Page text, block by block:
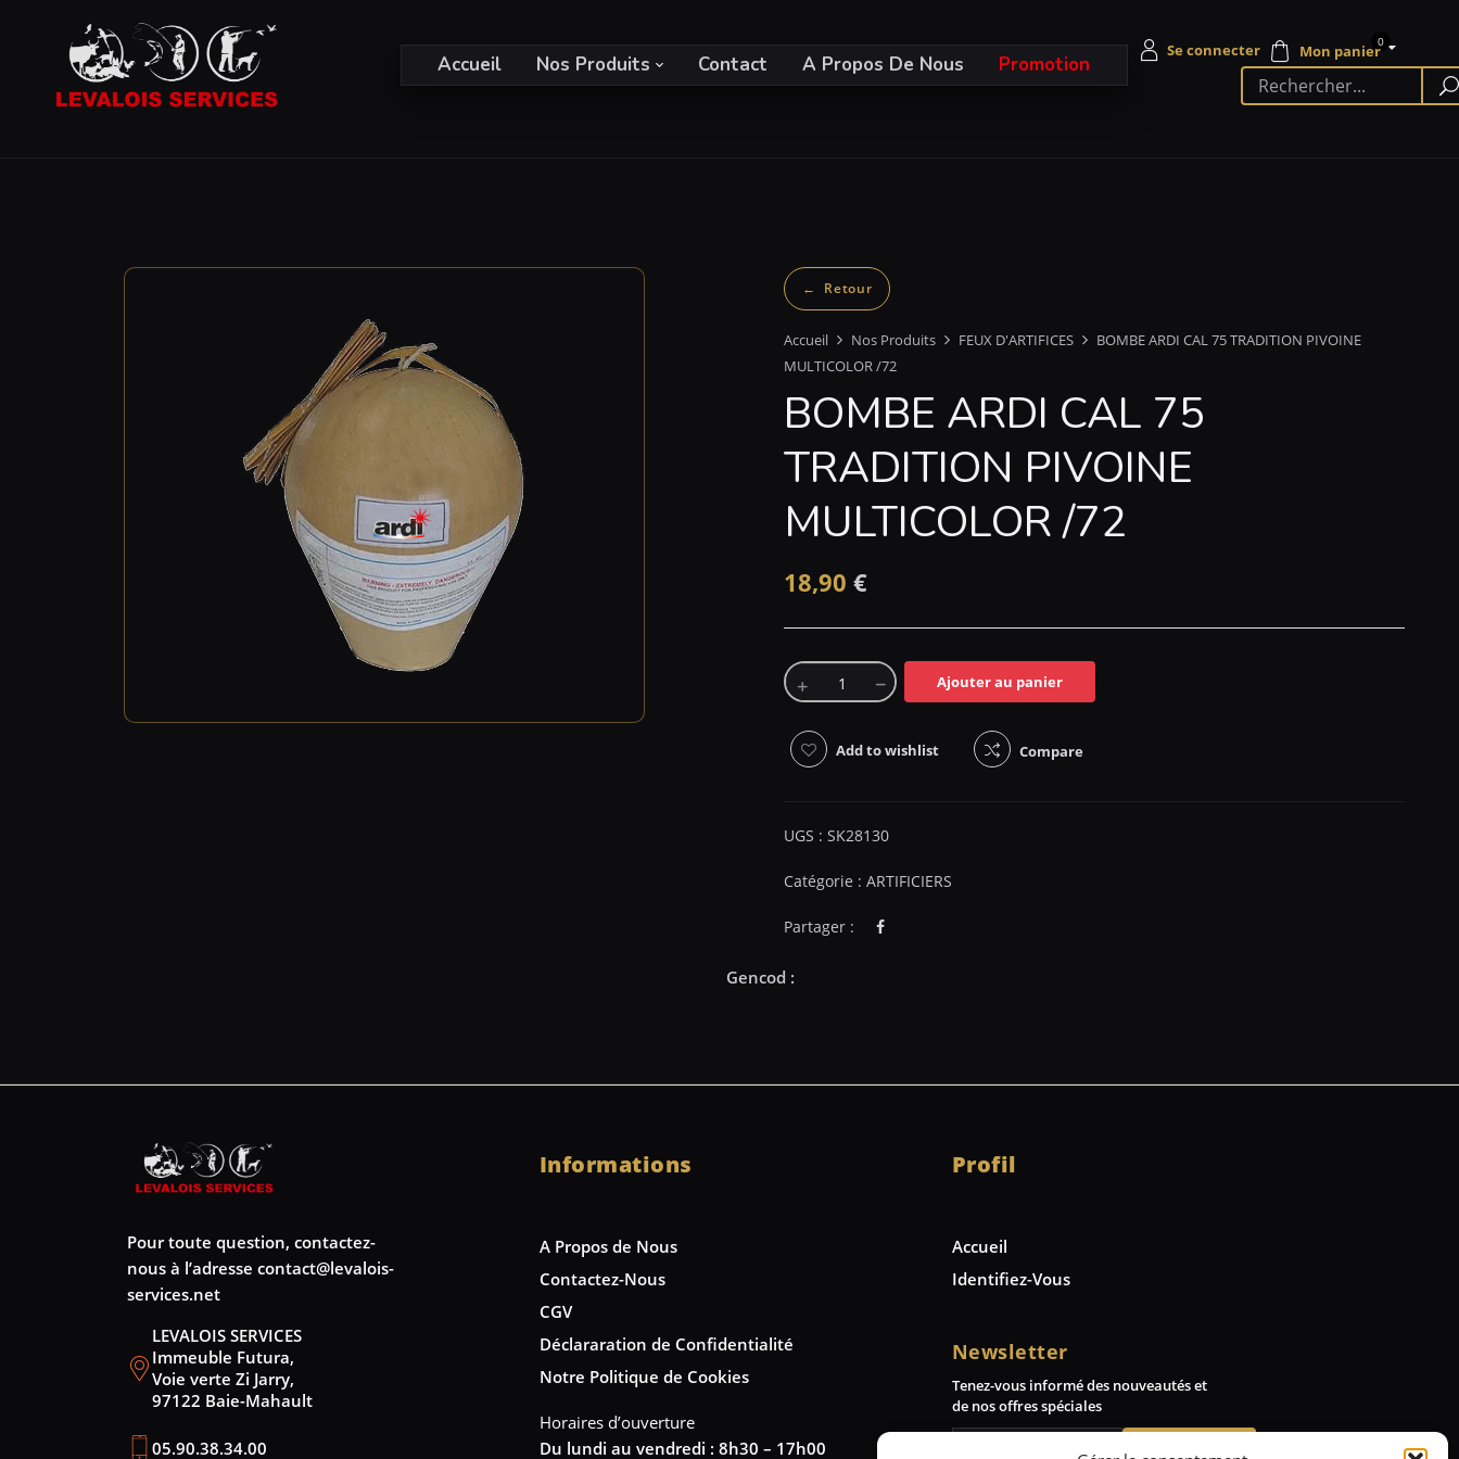
Accueil Nos Produits Contact A Propos De Nous Promotion
0
Accueil Nos Produits FEUX D'ARTIFICES
BOMBE ARDI CAL 75 TRADITION PIVOINE
MULTICOLOR /72
BOMBE ARDI CAL 75
TRADITION PIVOINE
MULTICOLOR /72
18,90 €
Ajouter au panier
Add to wishlist Compare
UGS : SK28130
Catégorie : ARTIFICIERS
Partager :
Pour toute question, contactez-
nous à l’adresse contact@levalois-
services.net
LEVALOIS SERVICES
Immeuble Futura,
Voie verte Zi Jarry,
97122 Baie-Mahault
05.90.38.34.00
Informations
A Propos de Nous
Contactez-Nous
CGV
Déclararation de Confidentialité
Notre Politique de Cookies
Horaires d’ouverture
Du lundi au vendredi : 8h30 – 17h00
Profil
Accueil
Identifiez-Vous
Newsletter
Tenez-vous informé des nouveautés et
de nos offres spéciales